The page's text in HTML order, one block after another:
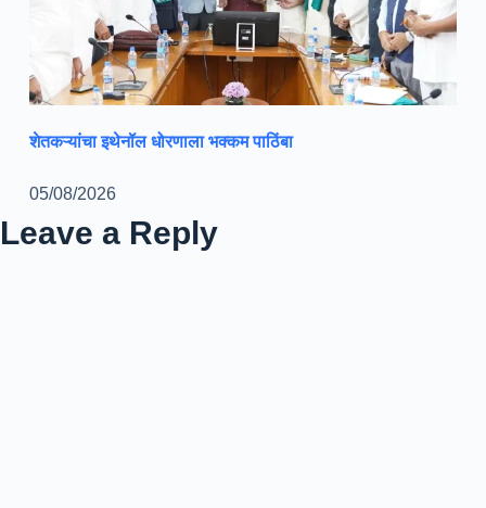
शेतकऱ्यांचा इथेनॉल धोरणाला भक्कम पाठिंबा
05/08/2026
Leave a Reply